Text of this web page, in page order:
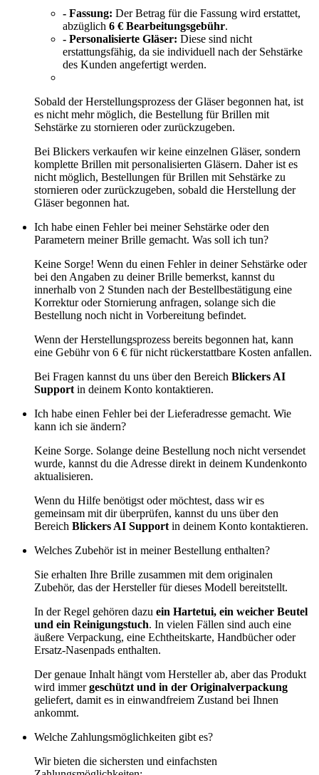
- Fassung: Der Betrag für die Fassung wird erstattet,
abzüglich 6 € Bearbeitungsgebühr.
- Personalisierte Gläser: Diese sind nicht
erstattungsfähig, da sie individuell nach der Sehstärke
des Kunden angefertigt werden.
Sobald der Herstellungsprozess der Gläser begonnen hat, ist
es nicht mehr möglich, die Bestellung für Brillen mit
Sehstärke zu stornieren oder zurückzugeben.
Bei Blickers verkaufen wir keine einzelnen Gläser, sondern
komplette Brillen mit personalisierten Gläsern. Daher ist es
nicht möglich, Bestellungen für Brillen mit Sehstärke zu
stornieren oder zurückzugeben, sobald die Herstellung der
Gläser begonnen hat.
Ich habe einen Fehler bei meiner Sehstärke oder den
Parametern meiner Brille gemacht. Was soll ich tun?
Keine Sorge! Wenn du einen Fehler in deiner Sehstärke oder
bei den Angaben zu deiner Brille bemerkst, kannst du
innerhalb von 2 Stunden nach der Bestellbestätigung eine
Korrektur oder Stornierung anfragen, solange sich die
Bestellung noch nicht in Vorbereitung befindet.
Wenn der Herstellungsprozess bereits begonnen hat, kann
eine Gebühr von 6 € für nicht rückerstattbare Kosten anfallen.
Bei Fragen kannst du uns über den Bereich Blickers AI
Supportin deinem Konto kontaktieren.
Ich habe einen Fehler bei der Lieferadresse gemacht. Wie
kann ich sie ändern?
Keine Sorge. Solange deine Bestellung noch nicht versendet
wurde, kannst du die Adresse direkt in deinem Kundenkonto
aktualisieren.
Wenn du Hilfe benötigst oder möchtest, dass wir es
gemeinsam mit dir überprüfen, kannst du uns über den
Bereich Blickers AI Supportin deinem Konto kontaktieren.
Welches Zubehör ist in meiner Bestellung enthalten?
Sie erhalten Ihre Brille zusammen mit dem originalen
Zubehör, das der Hersteller für dieses Modell bereitstellt.
In der Regel gehören dazu ein Hartetui, ein weicher Beutel
und ein Reinigungstuch. In vielen Fällen sind auch eine
äußere Verpackung, eine Echtheitskarte, Handbücher oder
Ersatz-Nasenpads enthalten.
Der genaue Inhalt hängt vom Hersteller ab, aber das Produkt
wird immergeschützt und in der Originalverpackung
geliefert, damit es in einwandfreiem Zustand bei Ihnen
ankommt.
Welche Zahlungsmöglichkeiten gibt es?
Wir bieten die sichersten und einfachsten